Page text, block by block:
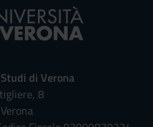
di Verona
8